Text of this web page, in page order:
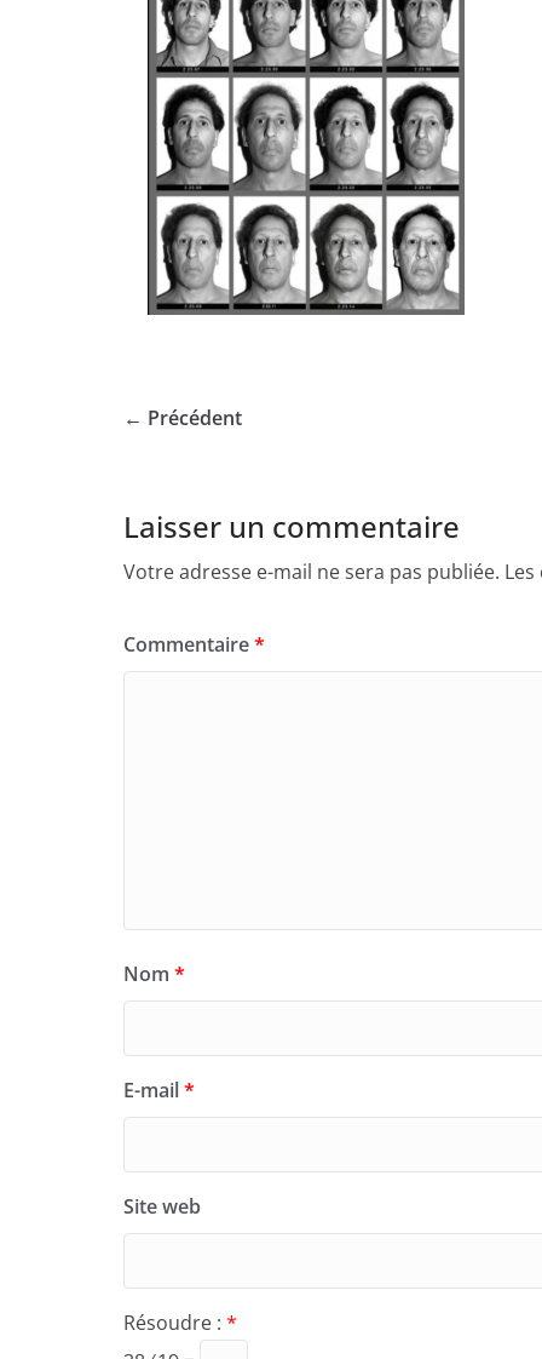
← Précédent
Laisser un commentaire
Votre adresse e-mail ne sera pas publiée.
Commentaire*
Nom *
E-mail*
Site web
Résoudre : *